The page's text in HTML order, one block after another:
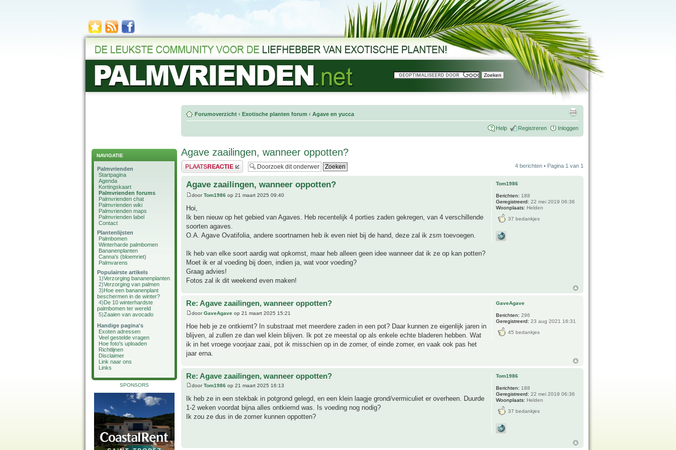
NAVIGATIE
Palmvrienden
Startpagina
Agenda
Kortingskaart
Palmvrienden forums
Palmvrienden chat
Palmvrienden wiki
Palmvrienden maps
Palmvrienden label
Contact
Plantenlijsten
Palmbomen
Winterharde palmbomen
Bananenplanten
Canna's (bloemriet)
Palmvarens
Populairste artikels
1)Verzorging bananenplanten
2)Verzorging van palmen
3)Hoe een bananenplant
beschermen in de winter?
4)De 10 winterhardste
palmbomen ter wereld
5)Zaaien van avocado
Handige pagina's
Exoten adressen
Veel gestelde vragen
Hoe foto's uploaden
Richtlijnen
Disclaimer
Link naar ons
Links
SPONSORS
Forumoverzicht ‹ Exotische planten forum ‹ Agave en yucca
Help Registreren Inloggen
Agave zaailingen, wanneer oppotten?
Plaats een reactie 4 berichten • Pagina 1 van 1
Agave zaailingen, wanneer oppotten?
doorTom1986 op 21 maart 2025 09:40
Hoi,
Ik ben nieuw op het gebied van Agaves. Heb recentelijk 4 porties zaden gekregen, van 4 verschillende
soorten agaves.
O.A. Agave Ovatifolia, andere soortnamen heb ik even niet bij de hand, deze zal ik zsm toevoegen.
Ik heb van elke soort aardig wat opkomst, maar heb alleen geen idee wanneer dat ik ze op kan potten?
Moet ik er al voeding bij doen, indien ja, wat voor voeding?
Graag advies!
Fotos zal ik dit weekend even maken!
Tom1986
Berichten: 188
Geregistreerd: 22 mei 2019 06:36
Woonplaats: Helden
37 bedankjes
Re: Agave zaailingen, wanneer oppotten?
doorGaveAgave op 21 maart 2025 15:21
Hoe heb je ze ontkiemt? In substraat met meerdere zaden in een pot? Daar kunnen ze eigenlijk jaren in
blijven, al zullen ze dan wel klein blijven. Ik pot ze meestal op als enkele echte bladeren hebben. Wat
ik in het vroege voorjaar zaai, pot ik misschien op in de zomer, of einde zomer, en vaak ook pas het
jaar erna.
GaveAgave
Berichten: 296
Geregistreerd: 23 aug 2021 16:31
45 bedankjes
Re: Agave zaailingen, wanneer oppotten?
doorTom1986 op 21 maart 2025 16:13
Ik heb ze in een stekbak in potgrond gelegd, en een klein laagje grond/vermiculiet er overheen. Duurde
1-2 weken voordat bijna alles ontkiemd was. Is voeding nog nodig?
Ik zou ze dus in de zomer kunnen oppotten?
Tom1986
Berichten: 188
Geregistreerd: 22 mei 2019 06:36
Woonplaats: Helden
37 bedankjes